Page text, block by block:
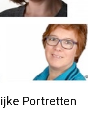
Portretten